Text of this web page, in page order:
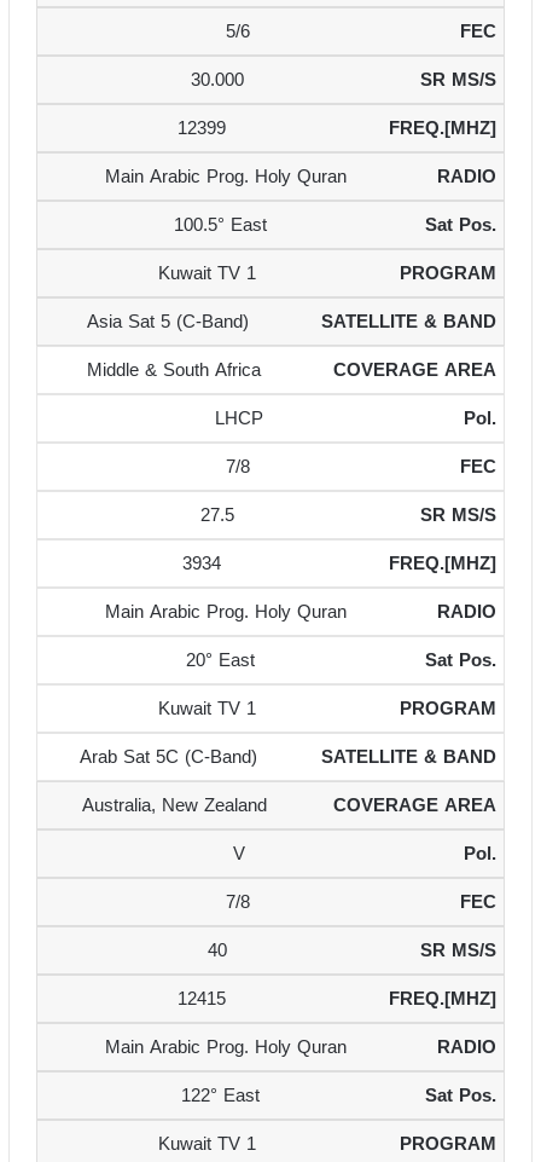
5/6
30.000
12399
Main Arabic Prog. Holy Quran
100.5° East
Kuwait TV 1
Asia Sat 5 (C-Band)
Middle & South Africa
LHCP
7/8
27.5
3934
Main Arabic Prog. Holy Quran
20° East
Kuwait TV 1
Arab Sat 5C (C-Band)
Australia, New Zealand
V
7/8
40
12415
Main Arabic Prog. Holy Quran
122° East
Kuwait TV 1